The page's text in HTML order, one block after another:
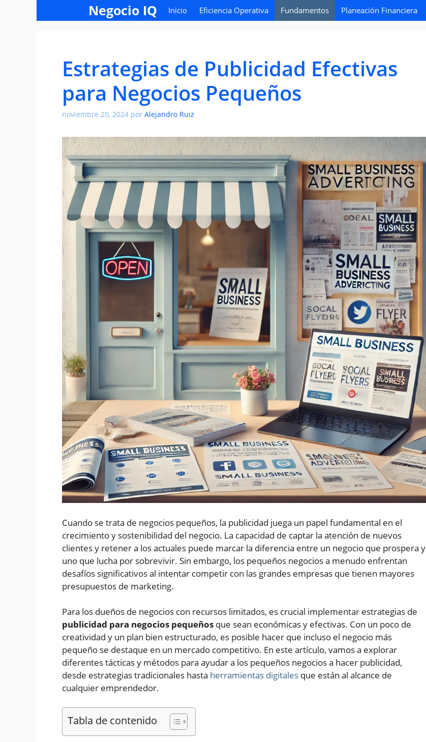
Negocio IQ Inicio Eficiencia Operativa Fundamentos Planeación Financiera
Estrategias de Publicidad Efectivas
para Negocios Pequeños
noviembre 20, 2024 por Alejandro Ruiz
Cuando se trata de negocios pequeños, la publicidad juega un papel fundamental en el
crecimiento y sostenibilidad del negocio. La capacidad de captar la atención de nuevos
clientes y retener a los actuales puede marcar la diferencia entre un negocio que prospera y
uno que lucha por sobrevivir. Sin embargo, los pequeños negocios a menudo enfrentan
desafíos significativos al intentar competir con las grandes empresas que tienen mayores
presupuestos de marketing.
Para los dueños de negocios con recursos limitados, es crucial implementar estrategias de
publicidad para negocios pequeños que sean económicas y efectivas. Con un poco de
creatividad y un plan bien estructurado, es posible hacer que incluso el negocio más
pequeño se destaque en un mercado competitivo. En este artículo, vamos a explorar
diferentes tácticas y métodos para ayudar a los pequeños negocios a hacer publicidad,
desde estrategias tradicionales hasta herramientas digitales que están al alcance de
cualquier emprendedor.
Tabla de contenido